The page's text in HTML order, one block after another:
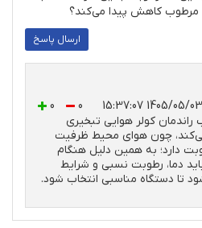
مرطوب کاهش پیدا می‌کند؟
ارسال پاسخ
1405/05/03 15:37:07
0
0
کولر هوایی تبخیری
چون هوای محیط ظرفیت
دارد؛ به همین دلیل هنگام
دما، رطوبت نسبی و شرایط
تا دستگاه مناسبی انتخاب شود.